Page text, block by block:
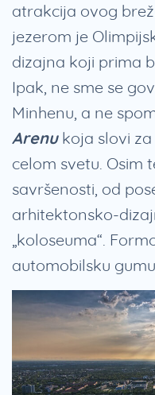
atrakcija ovog
jezerom je
dizajna koji prima
Ipak, ne sme se
Minhenu, a ne
Arenukoja slovi
celom svetu. Osim
savršenosti, od
arhitektonsko-
„koloseuma“.
automobilsku